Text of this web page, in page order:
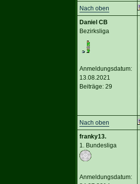
Nach oben
Daniel CB
Bezirksliga
Anmeldungsdatum:
13.08.2021
Beiträge: 29
Nach oben
franky13.
1. Bundesliga
Anmeldungsdatum: